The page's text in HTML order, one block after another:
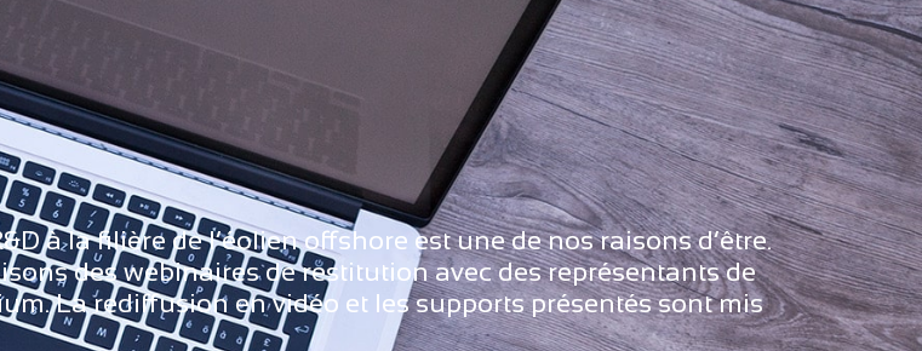
à la filière de l’éolien offshore est une de nos raisons d’être.
des webinaires de restitution avec des représentants de
La rediffusion en vidéo et les supports présentés sont mis